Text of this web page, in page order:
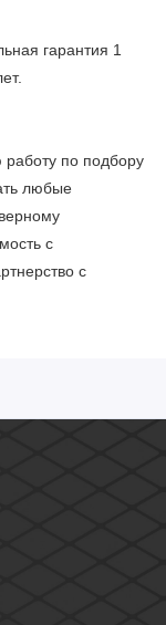
гарантия 1
по подбору
любые
с
с
ошибки даже